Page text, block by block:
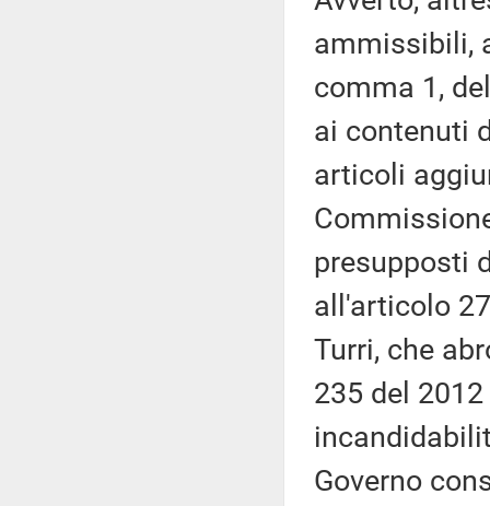
ammissibili,
comma 1,
ai contenuti
articoli
presupposti
all'articolo
Turri, che
235 del
Governo